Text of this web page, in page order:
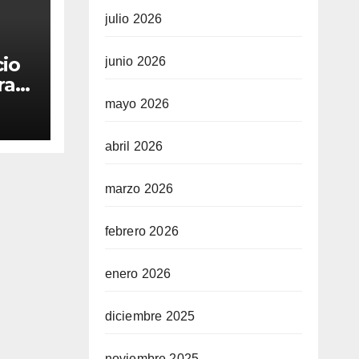
julio 2026
junio 2026
mayo 2026
abril 2026
marzo 2026
febrero 2026
enero 2026
diciembre 2025